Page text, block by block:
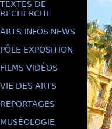
TEXTES DE
RECHERCHE
ARTS INFOS NEWS
PÔLE EXPOSITION
FILMS VIDÉOS
VIE DES ARTS
REPORTAGES
MUSÉOLOGIE